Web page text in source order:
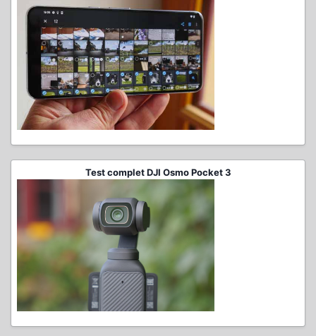
Test complet DJI Osmo Pocket 3